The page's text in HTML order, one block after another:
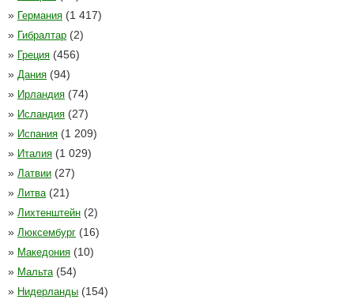
» Германия (1 417)
» Гибралтар (2)
» Греция (456)
» Дания (94)
» Ирландия (74)
» Исландия (27)
» Испания (1 209)
» Италия (1 029)
» Латвии (27)
» Литва (21)
» Лихтенштейн (2)
» Люксембург (16)
» Македония (10)
» Мальта (54)
» Нидерланды (154)